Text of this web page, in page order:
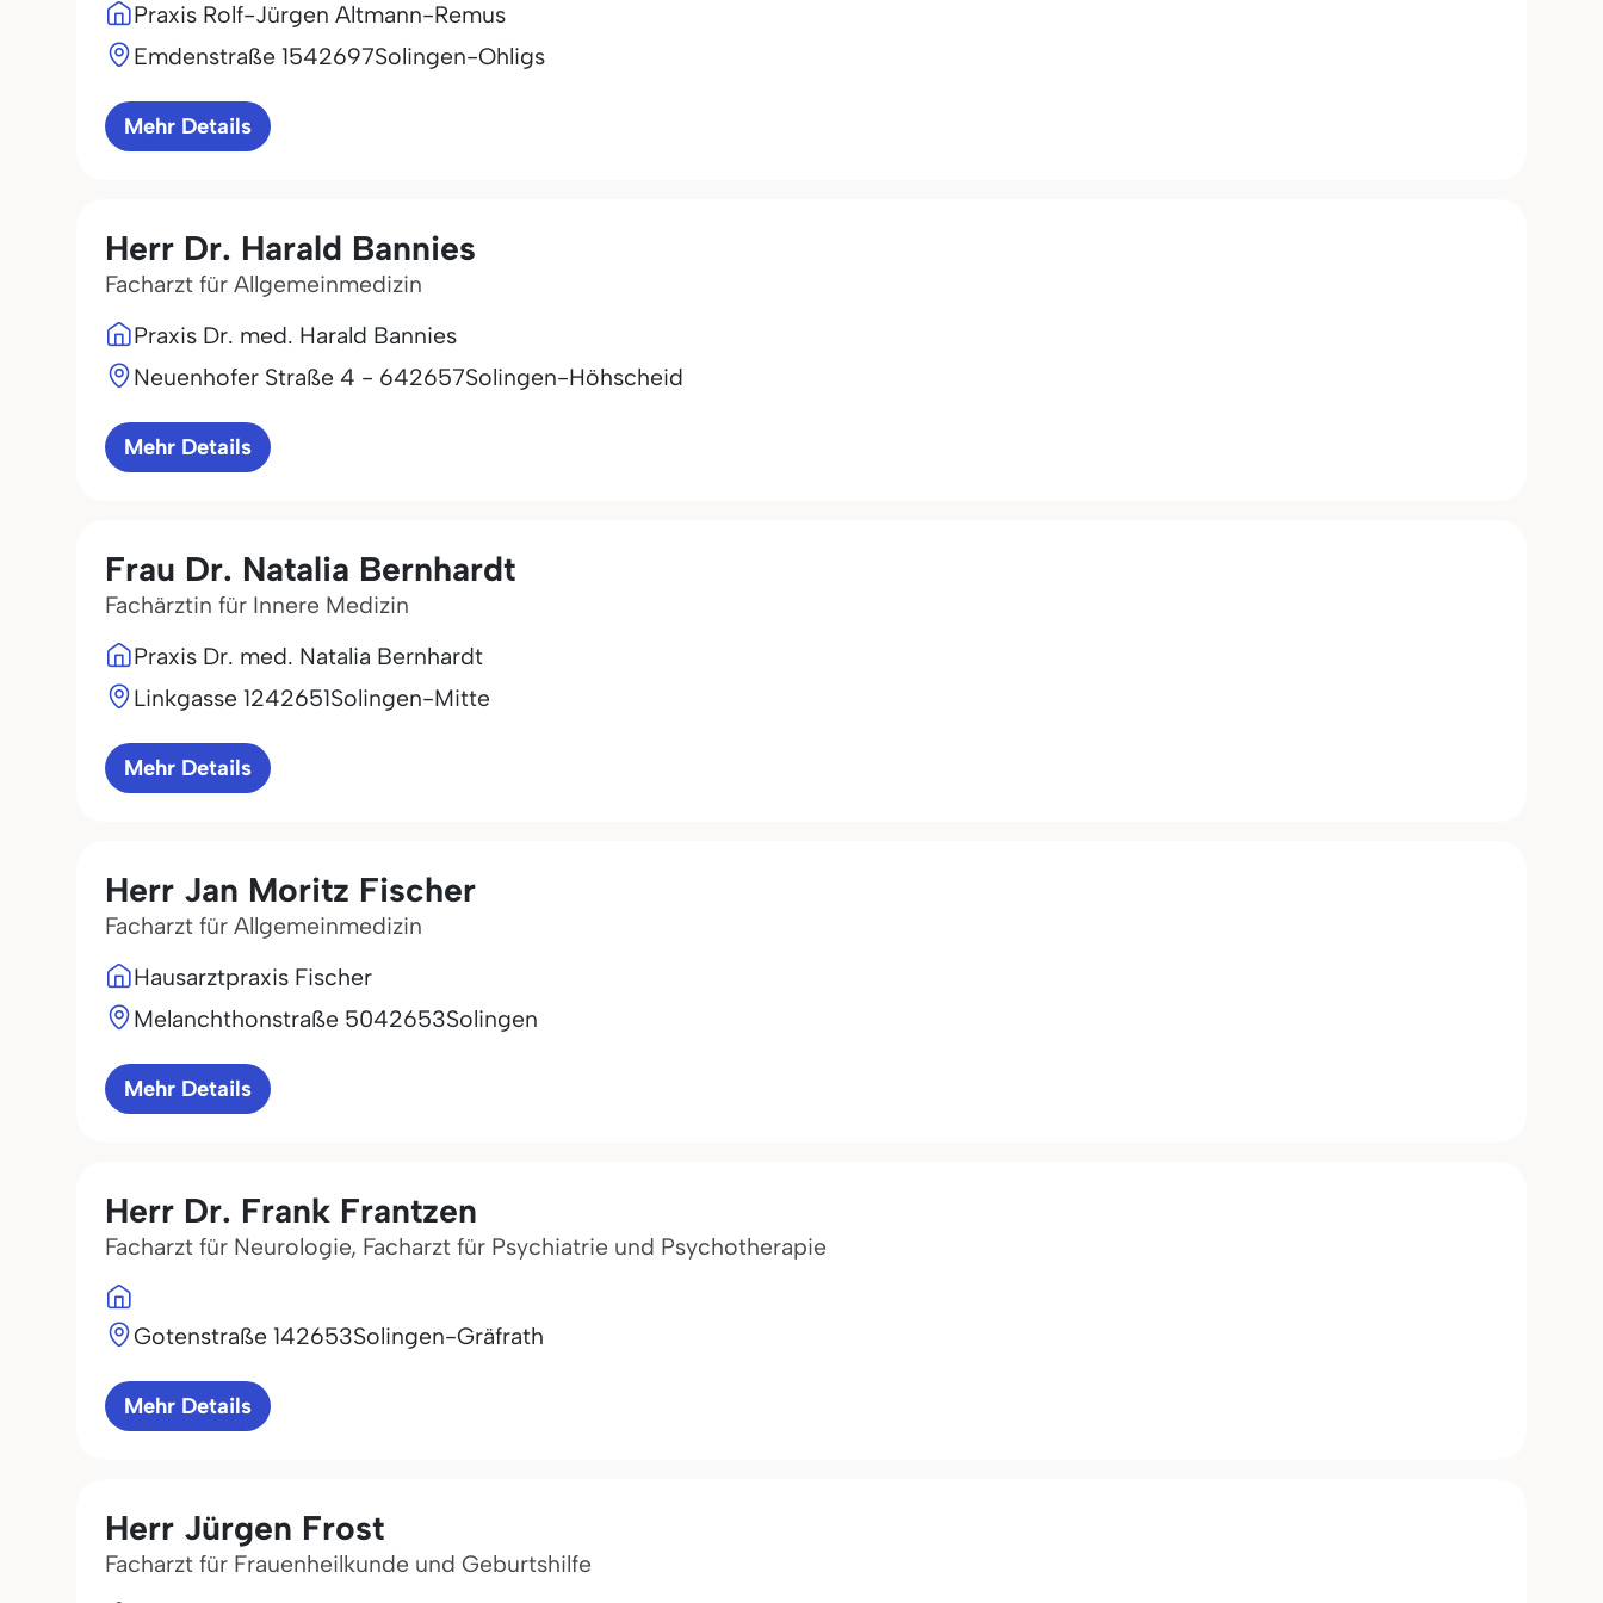
Praxis Rolf-Jürgen Altmann-Remus
Emdenstraße 1542697Solingen-Ohligs
Mehr Details
Herr Dr. Harald Bannies
Facharzt für Allgemeinmedizin
Praxis Dr. med. Harald Bannies
Neuenhofer Straße 4 - 642657Solingen-Höhscheid
Mehr Details
Frau Dr. Natalia Bernhardt
Fachärztin für Innere Medizin
Praxis Dr. med. Natalia Bernhardt
Linkgasse 1242651Solingen-Mitte
Mehr Details
Herr Jan Moritz Fischer
Facharzt für Allgemeinmedizin
Hausarztpraxis Fischer
Melanchthonstraße 5042653Solingen
Mehr Details
Herr Dr. Frank Frantzen
Facharzt für Neurologie, Facharzt für Psychiatrie und Psychotherapie
Gotenstraße 142653Solingen-Gräfrath
Mehr Details
Herr Jürgen Frost
Facharzt für Frauenheilkunde und Geburtshilfe